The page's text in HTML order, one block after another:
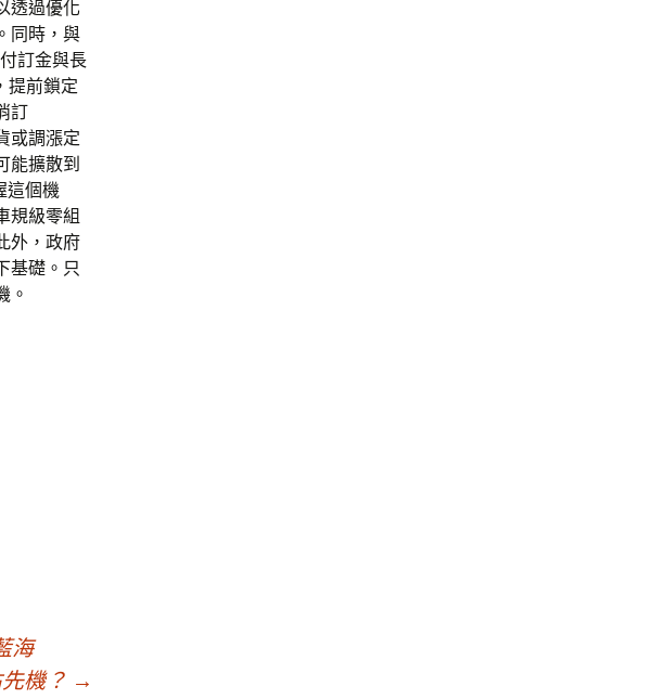
透過優化
同時，與
訂金與長
提前鎖定
訂
或調漲定
能擴散到
這個機
規級零組
外，政府
基礎。只
。
海
機？ →